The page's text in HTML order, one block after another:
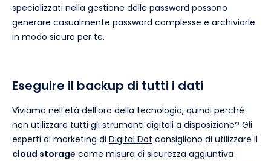
specializzati nella gestione delle password possono
generare casualmente password complesse e archiviarle
in modo sicuro per te.
Eseguire il backup di tutti i dati
Viviamo nell'età dell'oro della tecnologia, quindi perché
non utilizzare tutti gli strumenti digitali a disposizione? Gli
esperti di marketing di Digital Dot consigliano di utilizzare il
cloud storage come misura di sicurezza aggiuntiva